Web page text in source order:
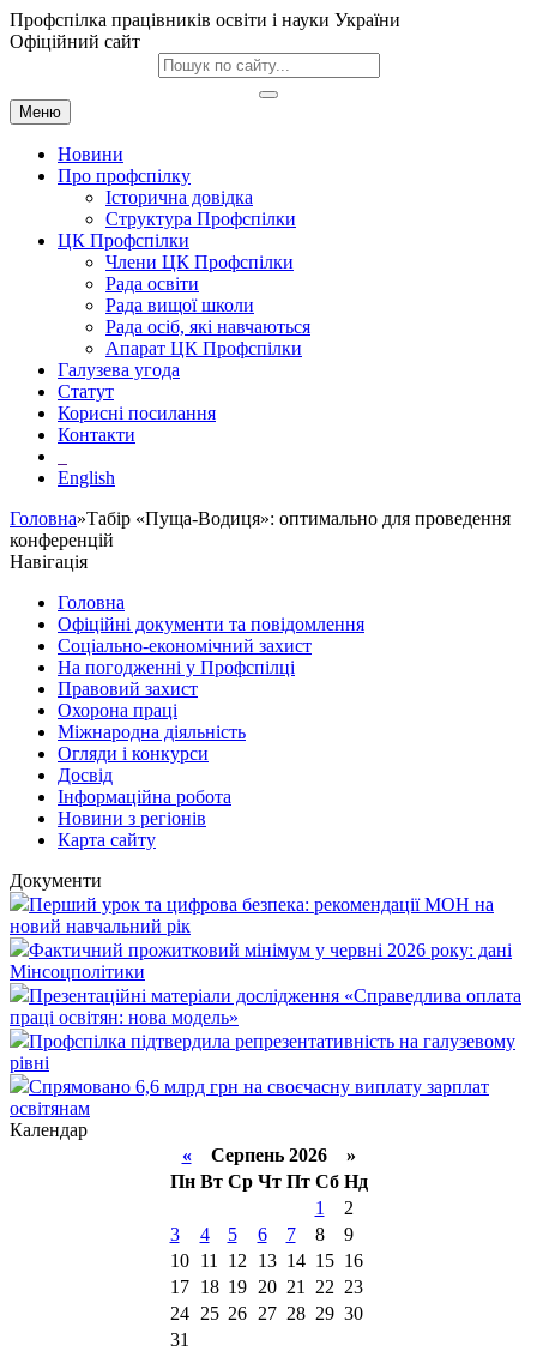
Профспілка працівників освіти і науки України
Офіційний сайт
Меню
Новини
Про профспілку
Історична довідка
Структура Профспілки
ЦК Профспілки
Члени ЦК Профспілки
Рада освіти
Рада вищої школи
Рада осіб, які навчаються
Апарат ЦК Профспілки
Галузева угода
Статут
Корисні посилання
Контакти
English
Головна»Табір «Пуща-Водиця»: оптимально для проведення
конференцій
Навігація
Головна
Офіційні документи та повідомлення
Соціально-економічний захист
На погодженні у Профспілці
Правовий захист
Охорона праці
Міжнародна діяльність
Огляди і конкурси
Досвід
Інформаційна робота
Новини з регіонів
Карта сайту
Документи
Перший урок та цифрова безпека: рекомендації МОН на
новий навчальний рік
Фактичний прожитковий мінімум у червні 2026 року: дані
Мінсоцполітики
Презентаційні матеріали дослідження «Справедлива оплата
праці освітян: нова модель»
Профспілка підтвердила репрезентативність на галузевому
рівні
Спрямовано 6,6 млрд грн на своєчасну виплату зарплат
освітянам
Календар
«Серпень 2026 »
Пн Вт Ср Чт Пт Сб Нд
1
2
3
4 5 6 7 8
9
10
11 12 13 14 15 16
17
18 19 20 21 22 23
24
25 26 27 28 29 30
31